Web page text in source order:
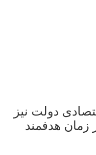
دولت نيز
هدفمند